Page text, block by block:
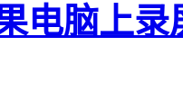
电脑上